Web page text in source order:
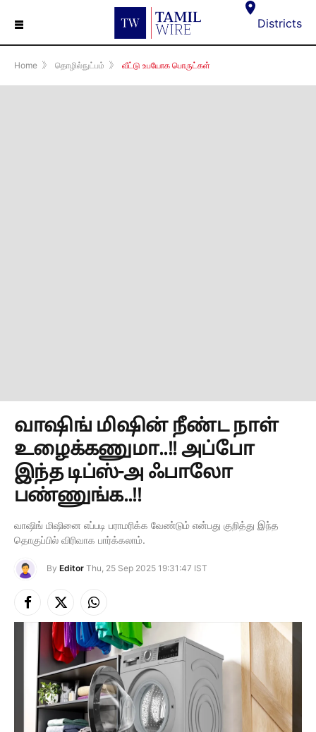
☰ Districts
Home 》 தொழில்நுட்பம் 》 வீட்டு உபயோக பொருட்கள்
வாஷிங் மிஷின் நீண்ட நாள்
உழைக்கணுமா..!! அப்போ
இந்த டிப்ஸ்-அ ஃபாலோ
பண்ணுங்க..!!
வாஷிங் மிஷினை எப்படி பராமரிக்க வேண்டும் என்பது குறித்து இந்த
தொகுப்பில் விரிவாக பார்க்கலாம்.
By Editor Thu, 25 Sep 2025 19:31:47 IST
Facebook
X
(Twitter)
Instagram